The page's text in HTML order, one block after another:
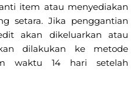
item atau menyediakan
setara. Jika penggantian
akan dikeluarkan atau
dilakukan ke metode
waktu 14 hari setelah